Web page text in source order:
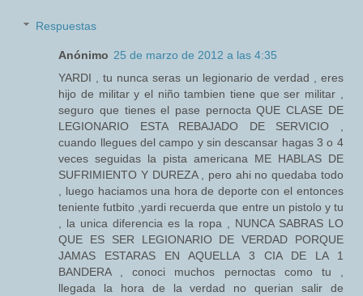
Respuestas
Anónimo 25 de marzo de 2012 a las 4:35
YARDI , tu nunca seras un legionario de verdad , eres
hijo de militar y el niño tambien tiene que ser militar ,
seguro que tienes el pase pernocta QUE CLASE DE
LEGIONARIO ESTA REBAJADO DE SERVICIO ,
cuando llegues del campo y sin descansar hagas 3 o 4
veces seguidas la pista americana ME HABLAS DE
SUFRIMIENTO Y DUREZA , pero ahi no quedaba todo
, luego haciamos una hora de deporte con el entonces
teniente futbito ,yardi recuerda que entre un pistolo y tu
, la unica diferencia es la ropa , NUNCA SABRAS LO
QUE ES SER LEGIONARIO DE VERDAD PORQUE
JAMAS ESTARAS EN AQUELLA 3 CIA DE LA 1
BANDERA , conoci muchos pernoctas como tu ,
llegada la hora de la verdad no querian salir de